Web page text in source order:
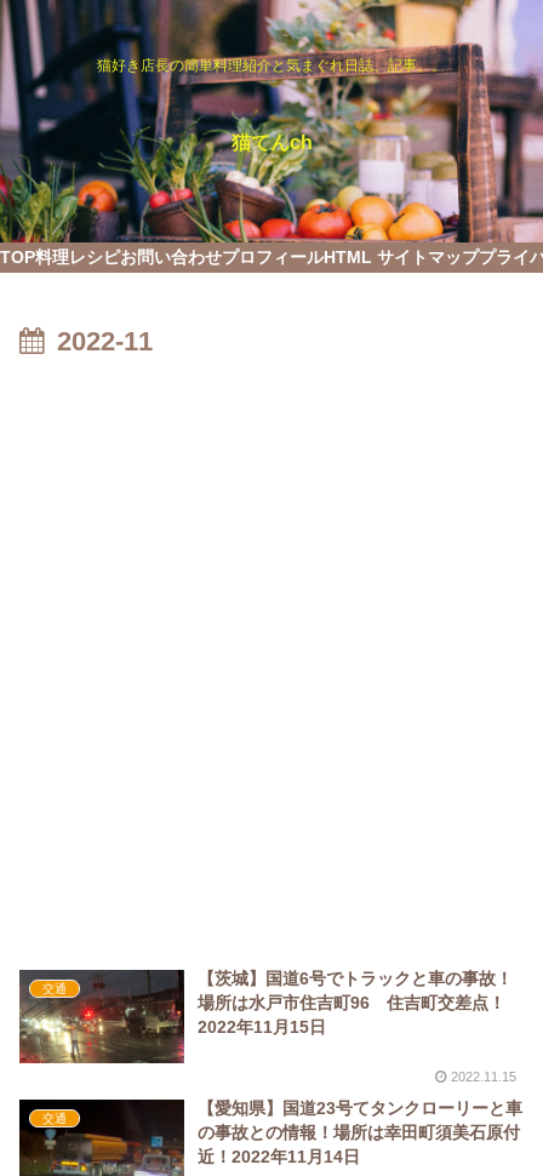
猫好き店長の簡単料理紹介と気まぐれ日誌、記事。。
猫てんch
TOP料理レシピお問い合わせプロフィールHTML サイトマッププライ
2022-11
交通
【茨城】国道6号でトラックと車の事故！
場所は水戸市住吉町96 住吉町交差点！
2022年11月15日
2022.11.15
交通
【愛知県】国道23号てタンクローリーと車
の事故との情報！場所は幸田町須美石原付
近！2022年11月14日